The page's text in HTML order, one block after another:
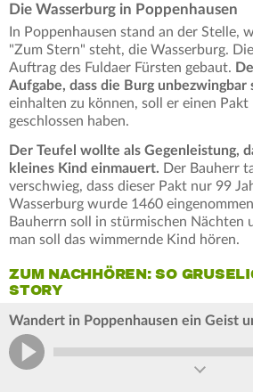
Die Wasserburg in Poppenhausen
In Poppenhausen stand an der Stelle,
"Zum Stern" steht, die Wasserburg.
Auftrag des Fuldaer Fürsten gebaut.
Aufgabe, dass die Burg unbezwingbar
einhalten zu können, soll er einen Pakt
geschlossen haben.
Der Teufel wollte als Gegenleistung,
kleines Kind einmauert. Der Bauherr
verschwieg, dass dieser Pakt nur 99
Wasserburg wurde 1460
Bauherrn soll in stürmischen Nächten
man soll das wimmernde Kind hören.
ZUM NACHHÖREN: SO
STORY
Wandert in Poppenhausen ein Geist